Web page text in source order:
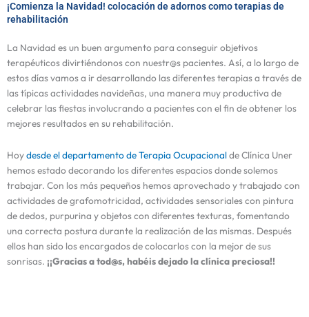
¡Comienza la Navidad! colocación de adornos como terapias de
rehabilitación
La Navidad es un buen argumento para conseguir objetivos
terapéuticos divirtiéndonos con nuestr@s pacientes. Así, a lo largo de
estos días vamos a ir desarrollando las diferentes terapias a través de
las típicas actividades navideñas, una manera muy productiva de
celebrar las fiestas involucrando a pacientes con el fin de obtener los
mejores resultados en su rehabilitación.
Hoydesde el departamento de Terapia Ocupacionalde Clínica Uner
hemos estado decorando los diferentes espacios donde solemos
trabajar. Con los más pequeños hemos aprovechado y trabajado con
actividades de grafomotricidad, actividades sensoriales con pintura
de dedos, purpurina y objetos con diferentes texturas, fomentando
una correcta postura durante la realización de las mismas. Después
ellos han sido los encargados de colocarlos con la mejor de sus
sonrisas. ¡¡Gracias a tod@s, habéis dejado la clínica preciosa!!